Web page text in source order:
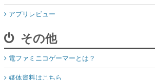
アプリレビュー
その他
電ファミニコゲーマーとは？
媒体資料はこちら